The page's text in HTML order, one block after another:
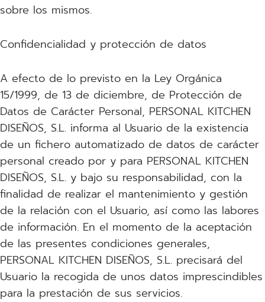
sobre los mismos.
Confidencialidad y protección de datos
A efecto de lo previsto en la Ley Orgánica
15/1999, de 13 de diciembre, de Protección de
Datos de Carácter Personal, PERSONAL KITCHEN
DISEÑOS, S.L. informa al Usuario de la existencia
de un fichero automatizado de datos de carácter
personal creado por y para PERSONAL KITCHEN
DISEÑOS, S.L. y bajo su responsabilidad, con la
finalidad de realizar el mantenimiento y gestión
de la relación con el Usuario, así como las labores
de información. En el momento de la aceptación
de las presentes condiciones generales,
PERSONAL KITCHEN DISEÑOS, S.L. precisará del
Usuario la recogida de unos datos imprescindibles
para la prestación de sus servicios.